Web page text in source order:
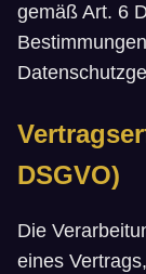
gemäß Art. 6
DSGVO)
Die
eines